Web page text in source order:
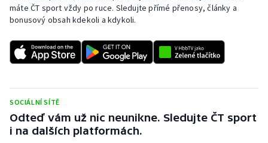
Rychlostní kanoistika
Short track
Stolní tenis
Triatlon
máte ČT sport vždy po ruce. Sledujte přímé přenosy, články a
bonusový obsah kdekoli a kdykoli.
SOCIÁLNÍ SÍTĚ
Odteď vám už nic neunikne. Sledujte ČT sport
i na dalších platformách.